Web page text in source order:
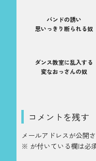
バンドの誘い
思いっきり断られる奴
ダンス教室に乱入する
変なおっさんの奴
コメントを残す
メールアドレスが公開
※ が付いている欄は必